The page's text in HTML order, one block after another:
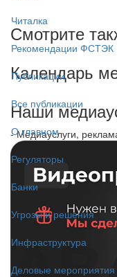
Читалка
Рекомендации ФСТЭК
Публикации
Все публикации
О главном
Регуляторы
Банки
Угрозы и решения
Инфраструктура
Деловые мероприятия
Смотрите
Календарь
Наши
- Медиауслуги,